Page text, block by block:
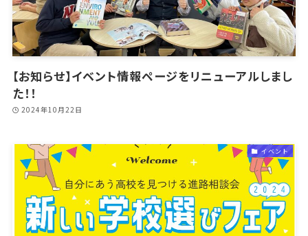
【お知らせ】イベント情報ページをリニューアルしまし
た！！
2024年10月22日
イベント